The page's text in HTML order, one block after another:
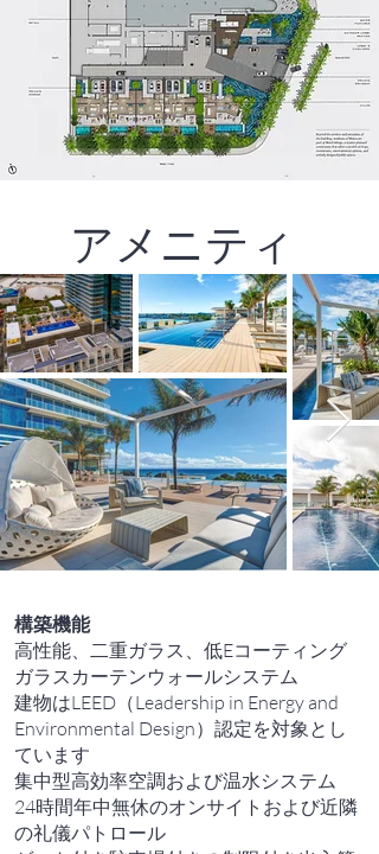
アメニティ
構築機能
高性能、二重ガラス、低Eコーティング
ガラスカーテンウォールシステム
建物はLEED（Leadership in Energy and
Environmental Design）認定を対象とし
ています
集中型高効率空調および温水システム
24時間年中無休のオンサイトおよび近隣
の礼儀パトロール